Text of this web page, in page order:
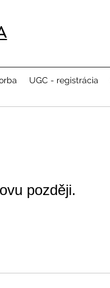
UGC - registrácia
později.